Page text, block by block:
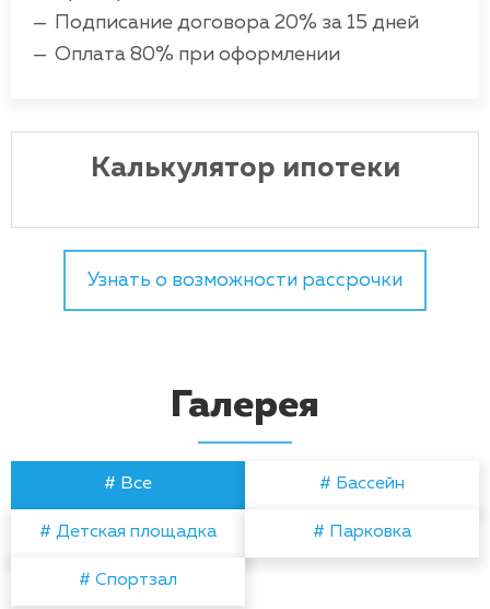
Подписание договора 20% за 15 дней
Оплата 80% при оформлении
Калькулятор ипотеки
Узнать о возможности рассрочки
Галерея
# Все # Бассейн
# Детская площадка # Парковка
# Спортзал